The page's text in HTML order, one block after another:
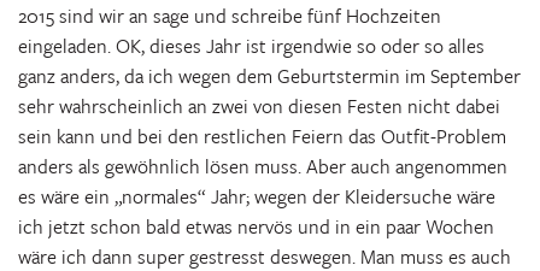
2015 sind wir an sage und schreibe fünf Hochzeiten
eingeladen. OK, dieses Jahr ist irgendwie so oder so alles
ganz anders, da ich wegen dem Geburtstermin im September
sehr wahrscheinlich an zwei von diesen Festen nicht dabei
sein kann und bei den restlichen Feiern das Outfit-Problem
anders als gewöhnlich lösen muss. Aber auch angenommen
es wäre ein „normales“ Jahr; wegen der Kleidersuche wäre
ich jetzt schon bald etwas nervös und in ein paar Wochen
wäre ich dann super gestresst deswegen. Man muss es auch